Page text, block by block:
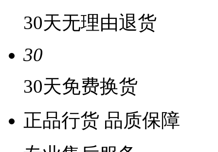
30天无理由退货
30
30天免费换货
正品行货 品质保障